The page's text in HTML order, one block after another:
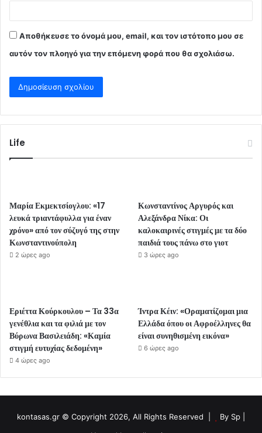
Αποθήκευσε το όνομά μου, email, και τον ιστότοπο μου σε
αυτόν τον πλοηγό για την επόμενη φορά που θα σχολιάσω.
Life
Μαρία Εκμεκτσίογλου: «17
λευκά τριαντάφυλλα για έναν
χρόνο» από τον σύζυγό της στην
Κωνσταντινούπολη
2 ώρες ago
Κωνσταντίνος Αργυρός και
Αλεξάνδρα Νίκα: Οι
καλοκαιρινές στιγμές με τα δύο
παιδιά τους πάνω στο γιοτ
3 ώρες ago
Εριέττα Κούρκουλου – Τα 33α
γενέθλια και τα φιλιά με τον
Βύρωνα Βασιλειάδη: «Καμία
στιγμή ευτυχίας δεδομένη»
4 ώρες ago
Ίντρα Κέιν: «Οραματίζομαι μια
Ελλάδα όπου οι Αφροέλληνες θα
είναι συνηθισμένη εικόνα»
6 ώρες ago
kontasas.gr © Copyright 2026, All Rights Reserved | By Sp